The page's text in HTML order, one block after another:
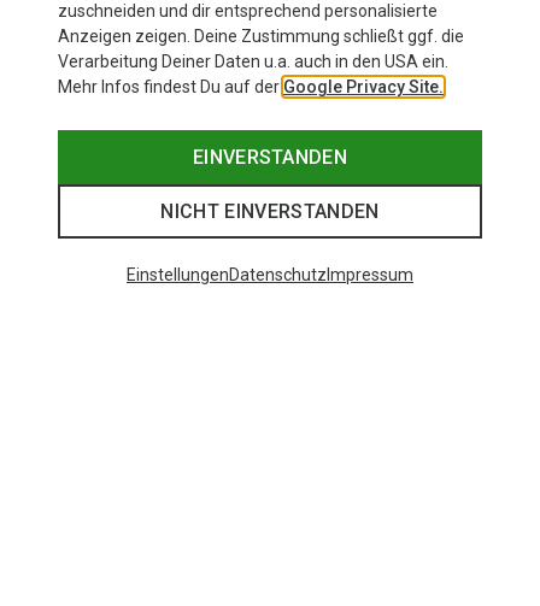
zuschneiden und dir entsprechend personalisierte
Anzeigen zeigen. Deine Zustimmung schließt ggf. die
Verarbeitung Deiner Daten u.a. auch in den USA ein.
Mehr Infos findest Du auf der Google Privacy Site.
EINVERSTANDEN
NICHT EINVERSTANDEN
EinstellungenDatenschutz Impressum